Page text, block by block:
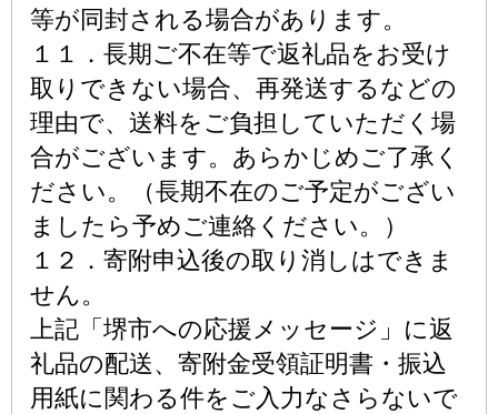
等が同封される場合があります。
１１．長期ご不在等で返礼品をお受け
取りできない場合、再発送するなどの
理由で、送料をご負担していただく場
合がございます。あらかじめご了承く
ださい。（長期不在のご予定がござい
ましたら予めご連絡ください。）
１２．寄附申込後の取り消しはできま
せん。
上記「堺市への応援メッセージ」に返
礼品の配送、寄附金受領証明書・振込
用紙に関わる件をご入力なさらないで